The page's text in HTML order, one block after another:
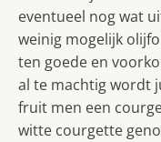
eventueel nog wat
weinig mogelijk
ten goede en
al te machtig wordt
fruit men een
witte courgette